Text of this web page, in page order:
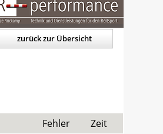
zurück zur Übersicht
Fehler Zeit